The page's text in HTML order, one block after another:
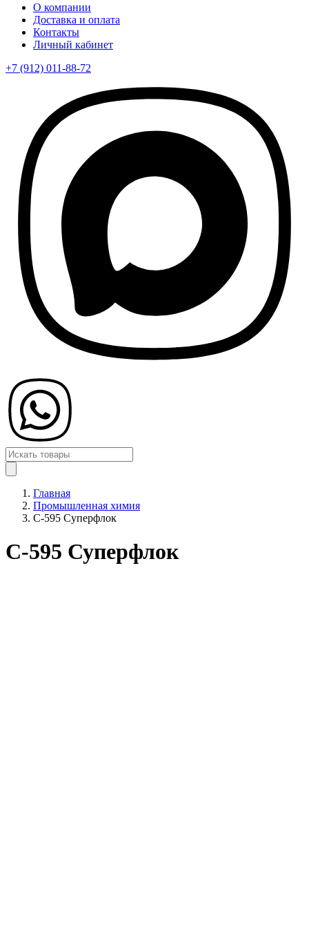
О компании
Доставка и оплата
Контакты
Личный кабинет
+7 (912) 011-88-72
Главная
Промышленная химия
C-595 Суперфлок
C-595 Суперфлок